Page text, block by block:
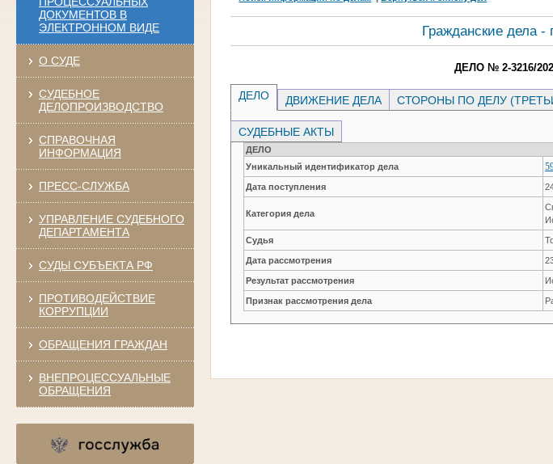
ДОКУМЕНТОВ В
ЭЛЕКТРОННОМ ВИДЕ
О СУДЕ
СУДЕБНОЕ
ДЕЛОПРОИЗВОДСТВО
СПРАВОЧНАЯ
ИНФОРМАЦИЯ
ПРЕСС-СЛУЖБА
УПРАВЛЕНИЕ СУДЕБНОГО
ДЕПАРТАМЕНТА
СУДЫ СУБЪЕКТА РФ
ПРОТИВОДЕЙСТВИЕ
КОРРУПЦИИ
ОБРАЩЕНИЯ ГРАЖДАН
ВНЕПРОЦЕССУАЛЬНЫЕ
ОБРАЩЕНИЯ
Гражданские дела -
ДЕЛО № 2-3216/
ДЕЛО ДВИЖЕНИЕ ДЕЛА СТОРОНЫ ПО ДЕЛУ
СУДЕБНЫЕ АКТЫ
ДЕЛО
Уникальный идентификатор дела
Дата поступления
Категория дела
Судья
Дата рассмотрения
Результат рассмотрения
Признак рассмотрения дела